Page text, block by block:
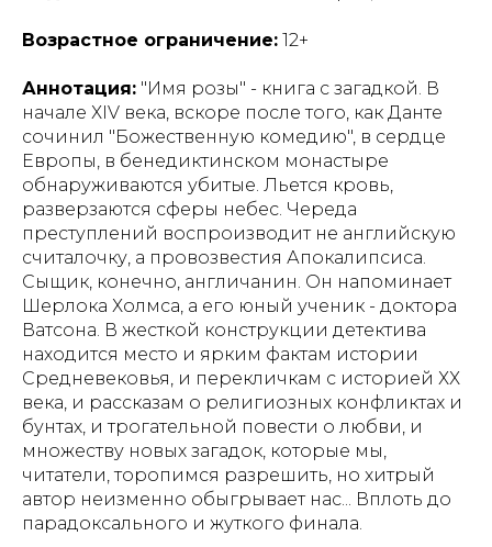
Возрастное ограничение: 12+
Аннотация: "Имя розы" - книга с загадкой. В
начале ХIV века, вскоре после того, как Данте
сочинил "Божественную комедию", в сердце
Европы, в бенедиктинском монастыре
обнаруживаются убитые. Льется кровь,
разверзаются сферы небес. Череда
преступлений воспроизводит не английскую
считалочку, а провозвестия Апокалипсиса.
Сыщик, конечно, англичанин. Он напоминает
Шерлока Холмса, а его юный ученик - доктора
Ватсона. В жесткой конструкции детектива
находится место и ярким фактам истории
Средневековья, и перекличкам с историей ХХ
века, и рассказам о религиозных конфликтах и
бунтах, и трогательной повести о любви, и
множеству новых загадок, которые мы,
читатели, торопимся разрешить, но хитрый
автор неизменно обыгрывает нас... Вплоть до
парадоксального и жуткого финала.